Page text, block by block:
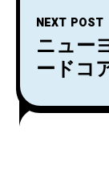
NEXT POST
ニュー
ードコ
Human